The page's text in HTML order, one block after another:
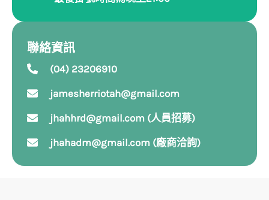
聯絡資訊
(04) 23206910
jamesherriotah@gmail.com
jhahhrd@gmail.com (人員招募)
jhahadm@gmail.com (廠商洽詢)